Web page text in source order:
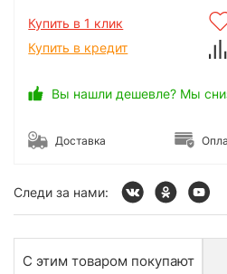
Купить в 1 клик
Купить в кредит
Вы нашли дешевле? Мы
Доставка
Следи за нами:
С этим товаром покупают